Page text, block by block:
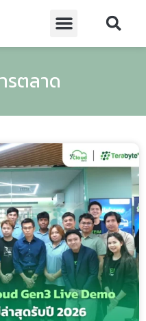
รตลาด